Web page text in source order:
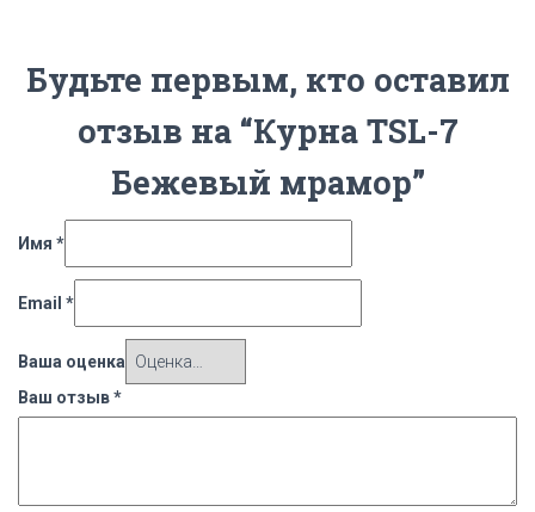
Будьте первым, кто оставил
отзыв на “Курна TSL-7
Бежевый мрамор”
Имя *
Email *
Ваша оценка
Ваш отзыв*